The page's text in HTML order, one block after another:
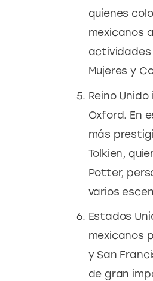
quienes
mexicanos
actividades
Mujeres y
Reino
Oxford. En
más
Tolkien,
Potter,
varios
Estados
mexicanos
y San
de gran